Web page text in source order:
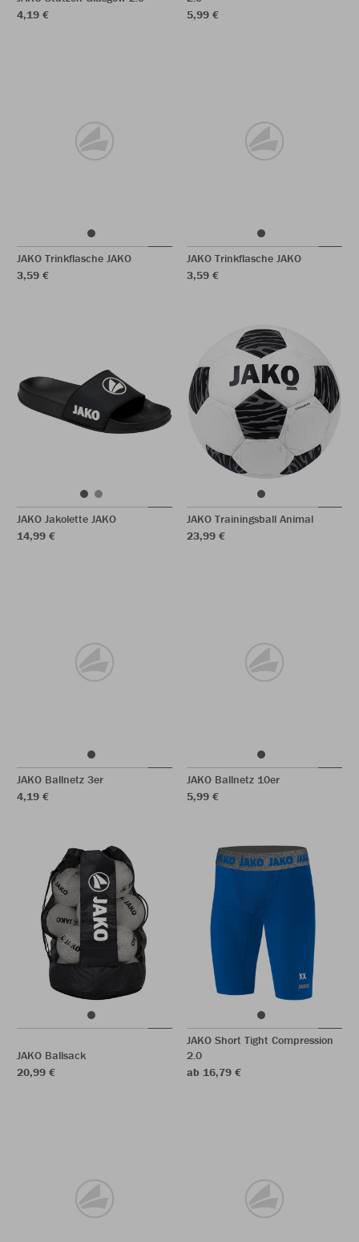
4,19 €
5,99 €
JAKO Trinkflasche JAKO
3,59 €
JAKO Trinkflasche JAKO
3,59 €
JAKO Jakolette JAKO
14,99 €
JAKO Trainingsball Animal
23,99 €
JAKO Ballnetz 3er
4,19 €
JAKO Ballnetz 10er
5,99 €
JAKO Ballsack
20,99 €
JAKO Short Tight Compression
2.0
ab 16,79 €